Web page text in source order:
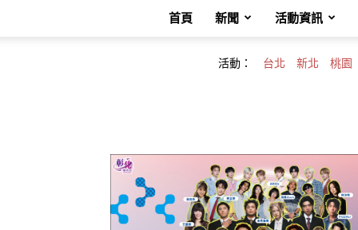
首頁 新聞 活動資訊
活動： 台北 新北 桃園